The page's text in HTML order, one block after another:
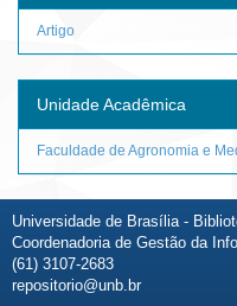
Artigo
Unidade Acadêmica
Faculdade de Agronomia e
Universidade de Brasília -
Coordenadoria de Gestão da
(61) 3107-2683
repositorio@unb.br